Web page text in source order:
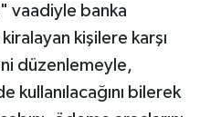
vaadiyle banka
kiralayan kişilere karşı
düzenlemeyle,
kullanılacağını bilerek